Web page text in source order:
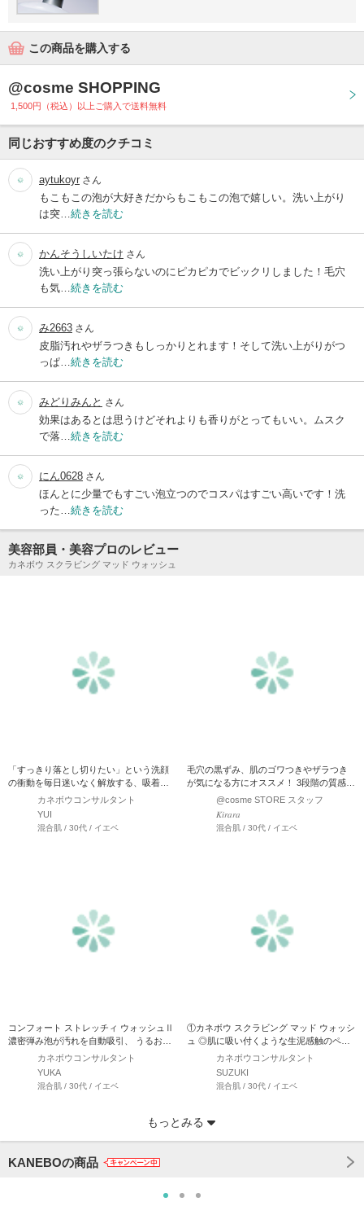
この商品を購入する
@cosme SHOPPING
1,500円（税込）以上ご購入で送料無料
同じおすすめ度のクチコミ
aytukoyr さん
もこもこの泡が大好きだからもこもこの泡で嬉しい。洗い上がり
は突… 続きを読む
かんそうしいたけ さん
洗い上がり突っ張らないのにピカピカでビックリしました！毛穴
も気… 続きを読む
み2663 さん
皮脂汚れやザラつきもしっかりとれます！そして洗い上がりがつ
っぱ… 続きを読む
みどりみんと さん
効果はあるとは思うけどそれよりも香りがとってもいい。ムスク
で落… 続きを読む
にん0628 さん
ほんとに少量でもすごい泡立つのでコスパはすごい高いです！洗
った… 続きを読む
美容部員・美容プロのレビュー
カネボウ スクラビング マッド ウォッシュ
「すっきり落とし切りたい」という洗顔
の衝動を毎日迷いなく解放する、吸着磨
き上げ洗顔。 【ご使用方…
カネボウコンサルタント
YUI
混合肌 / 30代 / イエベ
毛穴の黒ずみ、肌のゴワつきやザラつき
が気になる方にオススメ！ 3段階の質感変
化で、つっぱり感のない…
@cosme STORE スタッフ
𝐾𝑖𝑟𝑎𝑟𝑎
混合肌 / 30代 / イエベ
コンフォート ストレッチィ ウォッシュⅡ
濃密弾み泡が汚れを自動吸引、 うるおい
を抱え込み美しさ…
カネボウコンサルタント
YUKA
混合肌 / 30代 / イエベ
①カネボウ スクラビング マッド ウォッシ
ュ ◎肌に吸い付くような生泥感触のペー
ストが三段階に…
カネボウコンサルタント
SUZUKI
混合肌 / 30代 / イエベ
もっとみる
KANEBOの商品